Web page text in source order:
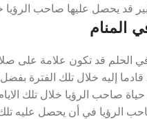
يحصل عليها صاحب الرؤيا
المنام
قد تكون علامة على صلاح
إليه خلال تلك الفترة بفضل
صاحب الرؤيا خلال تلك
الرؤيا في أن يحصل عليه تلك